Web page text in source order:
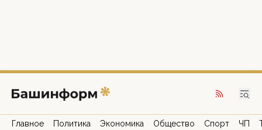
Главное Политика Экономика Общество Спорт ЧП